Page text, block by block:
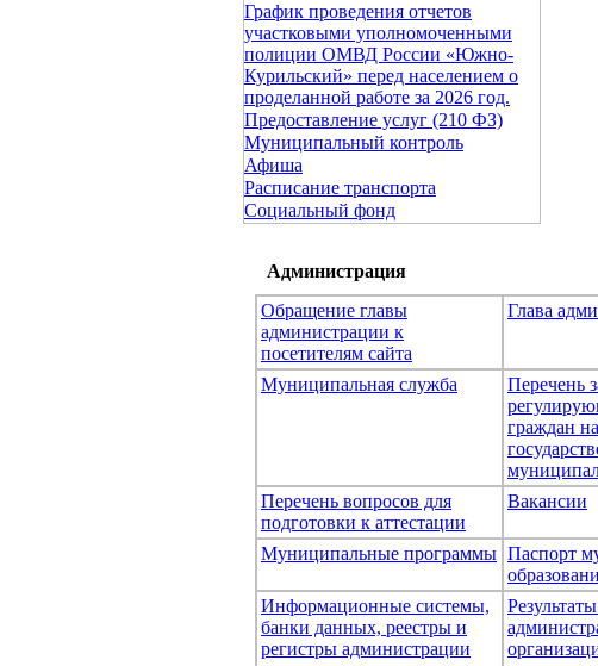
График проведения отчетов
участковыми уполномоченными
полиции ОМВД России «Южно-
Курильский» перед населением о
проделанной работе за 2026 год.
Предоставление услуг (210 ФЗ)
Муниципальный контроль
Афиша
Расписание транспорта
Социальный фонд
Администрация
Обращение главы
администрации к
посетителям сайта
Глава
Муниципальная служба
Перечень
граждан на
Перечень вопросов для
подготовки к аттестации
Вакансии
Муниципальные программы Паспорт
Информационные системы,
банки данных, реестры и
регистры администрации